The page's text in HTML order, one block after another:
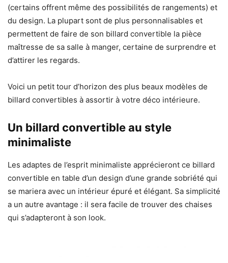
(certains offrent même des possibilités de rangements) et
du design. La plupart sont de plus personnalisables et
permettent de faire de son billard convertible la pièce
maîtresse de sa salle à manger, certaine de surprendre et
d’attirer les regards.
Voici un petit tour d’horizon des plus beaux modèles de
billard convertibles à assortir à votre déco intérieure.
Un billard convertible au style
minimaliste
Les adaptes de l’esprit minimaliste apprécieront ce billard
convertible en table d’un design d’une grande sobriété qui
se mariera avec un intérieur épuré et élégant. Sa simplicité
a un autre avantage : il sera facile de trouver des chaises
qui s’adapteront à son look.